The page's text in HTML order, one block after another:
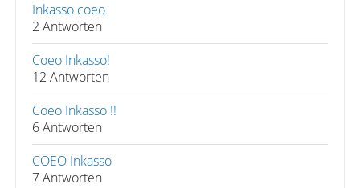
Inkasso coeo
2 Antworten
Coeo Inkasso!
12 Antworten
Coeo Inkasso !!
6 Antworten
COEO Inkasso
7 Antworten